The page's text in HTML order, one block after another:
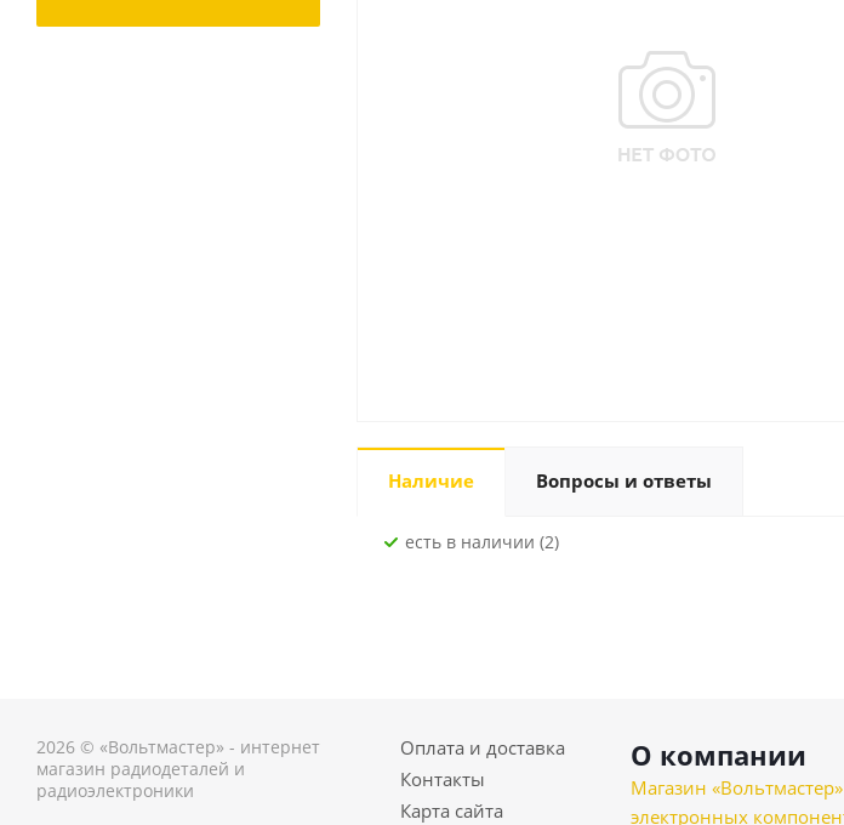
Наличие Вопросы и ответы
Есть в наличии (2)
2026 © «Вольтмастер» - интернет
магазин радиодеталей и
радиоэлектроники
Оплата и доставка
Контакты
Карта сайта
О компании
Магазин
электронных